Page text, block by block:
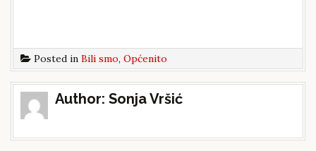
Posted in Bili smo, Općenito
Author: Sonja Vršić
Post
navigation